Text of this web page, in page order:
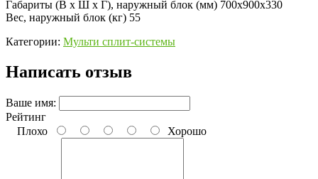
Габариты (В x Ш x Г), наружный блок (мм) 700x900x330
Вес, наружный блок (кг) 55
Категории: Мульти сплит-системы
Написать отзыв
Ваше имя:
Рейтинг
Плохо
Хорошо